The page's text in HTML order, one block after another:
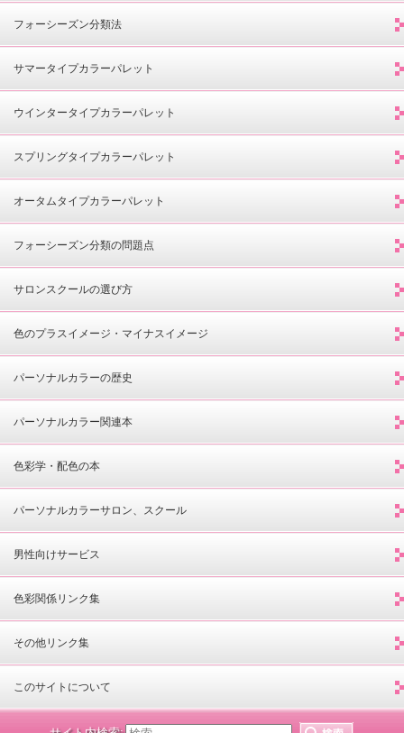
フォーシーズン分類法
サマータイプカラーパレット
ウインタータイプカラーパレット
スプリングタイプカラーパレット
オータムタイプカラーパレット
フォーシーズン分類の問題点
サロンスクールの選び方
色のプラスイメージ・マイナスイメージ
パーソナルカラーの歴史
パーソナルカラー関連本
色彩学・配色の本
パーソナルカラーサロン、スクール
男性向けサービス
色彩関係リンク集
その他リンク集
このサイトについて